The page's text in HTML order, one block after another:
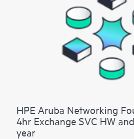
HPE Aruba Networking
4hr Exchange SVC HW
year